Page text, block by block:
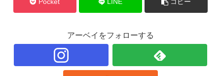
Pocket LINE コピー
アーベイをフォローする